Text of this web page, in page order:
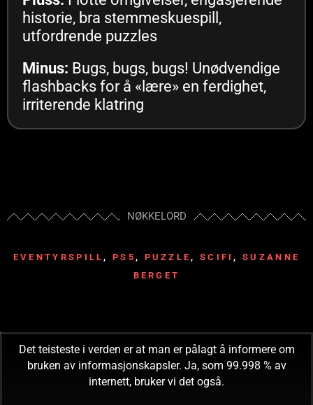
historie, bra stemmeskuespill,
utfordrende puzzles
Minus: Bugs, bugs, bugs! Unødvendige
flashbacks for å «lære» en ferdighet,
irriterende klatring
NØKKELORD
EVENTYRSPILL,PS5 , PUZZLE, SCIFI,SUZANNE
BERGET
READ! CONSUME! OBEY!
Det teisteste i verden er at man er pålagt å informere om
bruken av informasjonskapsler. Ja, som 99.998 % av
internett, bruker vi det også.